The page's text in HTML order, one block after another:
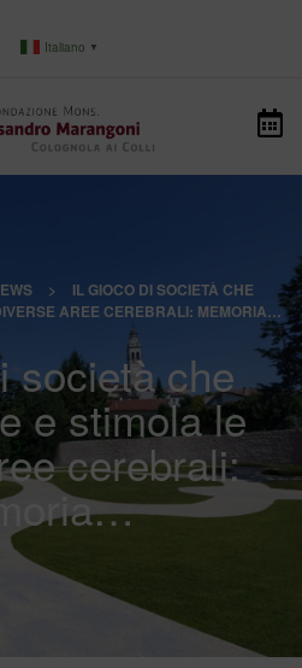
Italiano ▼
>
IL GIOCO DI SOCIETÀ CHE
AREE CEREBRALI: MEMORIA…
società che
e stimola le
cerebrali: